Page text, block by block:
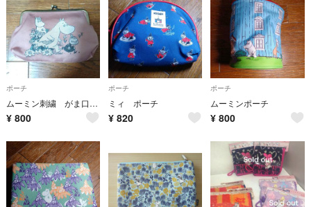
ポーチ
ムーミン刺繍 がま口ポーチ
¥ 800
ポーチ
ミィ ポーチ
¥ 820
ポーチ
ムーミンポーチ
¥ 800